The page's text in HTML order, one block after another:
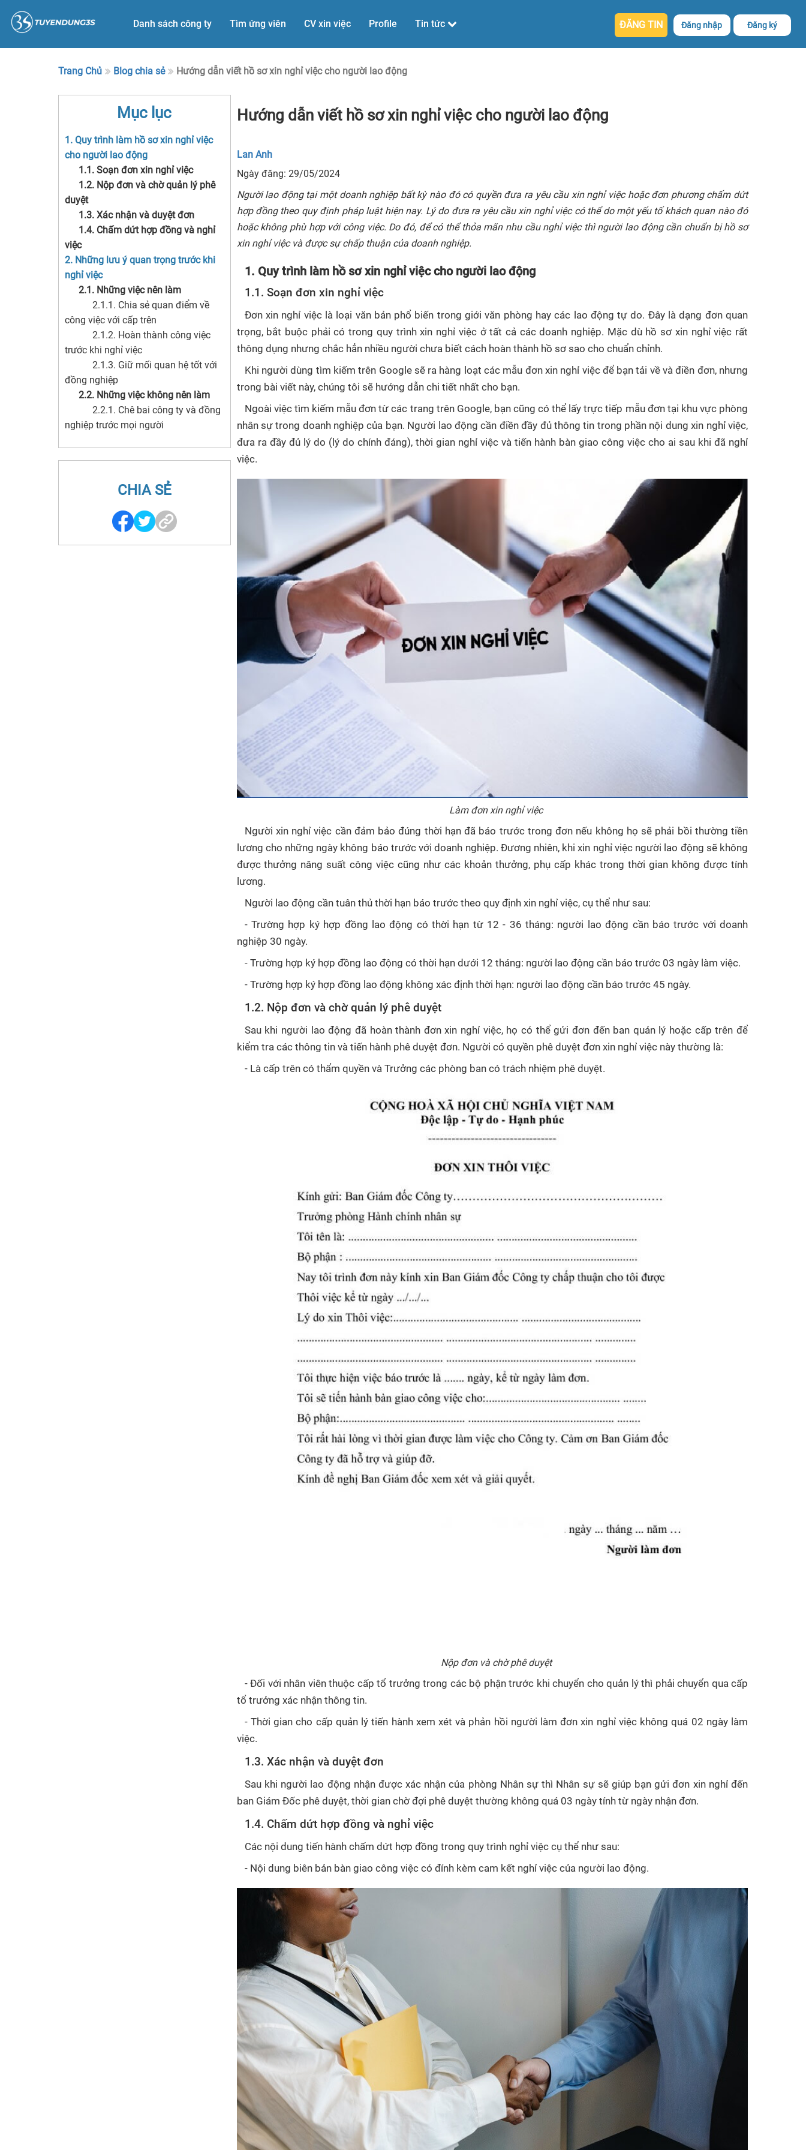
Danh sách công ty Tìm ứng viên CV xin việc Profile Tin tức ĐĂNG TIN Đăng nhập Đăng ký
Trang Chủ Blog chia sẻ Hướng dẫn viết hồ sơ xin nghỉ việc cho người lao động
Mục lục
1. Quy trình làm hồ sơ xin nghỉ việc
cho người lao động
1.1. Soạn đơn xin nghỉ việc
1.2. Nộp đơn và chờ quản lý phê
duyệt
1.3. Xác nhận và duyệt đơn
1.4. Chấm dứt hợp đồng và nghỉ
việc
2. Những lưu ý quan trọng trước khi
nghỉ việc
2.1. Những việc nên làm
2.1.1. Chia sẻ quan điểm về
công việc với cấp trên
2.1.2. Hoàn thành công việc
trước khi nghỉ việc
2.1.3. Giữ mối quan hệ tốt với
đồng nghiệp
2.2. Những việc không nên làm
2.2.1. Chê bai công ty và đồng
nghiệp trước mọi người
công ty ra ngoàiCHIA SẺ
Hướng dẫn viết hồ sơ xin nghỉ việc cho người lao động
Lan Anh
Ngày đăng: 29/05/2024
Người lao động tại một doanh nghiệp bất kỳ nào đó có quyền đưa ra yêu cầu xin nghỉ việc hoặc đơn phương chấm dứt
hợp đồng theo quy định pháp luật hiện nay. Lý do đưa ra yêu cầu xin nghỉ việc có thể do một yếu tố khách quan nào đó
hoặc không phù hợp với công việc. Do đó, để có thể thỏa mãn nhu cầu nghỉ việc thì người lao động cần chuẩn bị hồ sơ
xin nghỉ việc và được sự chấp thuận của doanh nghiệp.
1. Quy trình làm hồ sơ xin nghỉ việc cho người lao động
1.1. Soạn đơn xin nghỉ việc
Đơn xin nghỉ việc là loại văn bản phổ biến trong giới văn phòng hay các lao động tự do. Đây là dạng đơn quan
trọng, bắt buộc phải có trong quy trình xin nghỉ việc ở tất cả các doanh nghiệp. Mặc dù hồ sơ xin nghỉ việc rất
thông dụng nhưng chắc hẳn nhiều người chưa biết cách hoàn thành hồ sơ sao cho chuẩn chỉnh.
Khi người dùng tìm kiếm trên Google sẽ ra hàng loạt các mẫu đơn xin nghỉ việc để bạn tải về và điền đơn, nhưng
trong bài viết này, chúng tôi sẽ hướng dẫn chi tiết nhất cho bạn.
Ngoài việc tìm kiếm mẫu đơn từ các trang trên Google, bạn cũng có thể lấy trực tiếp mẫu đơn tại khu vực phòng
nhân sự trong doanh nghiệp của bạn. Người lao động cần điền đầy đủ thông tin trong phần nội dung xin nghỉ việc,
đưa ra đầy đủ lý do (lý do chính đáng), thời gian nghỉ việc và tiến hành bàn giao công việc cho ai sau khi đã nghỉ
việc.
Làm đơn xin nghỉ việc
Người xin nghỉ việc cần đảm bảo đúng thời hạn đã báo trước trong đơn nếu không họ sẽ phải bồi thường tiền
lương cho những ngày không báo trước với doanh nghiệp. Đương nhiên, khi xin nghỉ việc người lao động sẽ không
được thưởng năng suất công việc cũng như các khoản thưởng, phụ cấp khác trong thời gian không được tính
lương.
Người lao động cần tuân thủ thời hạn báo trước theo quy định xin nghỉ việc, cụ thể như sau:
- Trường hợp ký hợp đồng lao động có thời hạn từ 12 - 36 tháng: người lao động cần báo trước với doanh
nghiệp 30 ngày.
- Trường hợp ký hợp đồng lao động có thời hạn dưới 12 tháng: người lao động cần báo trước 03 ngày làm việc.
- Trường hợp ký hợp đồng lao động không xác định thời hạn: người lao động cần báo trước 45 ngày.
1.2. Nộp đơn và chờ quản lý phê duyệt
Sau khi người lao động đã hoàn thành đơn xin nghỉ việc, họ có thể gửi đơn đến ban quản lý hoặc cấp trên để
kiểm tra các thông tin và tiến hành phê duyệt đơn. Người có quyền phê duyệt đơn xin nghỉ việc này thường là:
- Là cấp trên có thẩm quyền và Trưởng các phòng ban có trách nhiệm phê duyệt.
Nộp đơn và chờ phê duyệt
- Đối với nhân viên thuộc cấp tổ trưởng trong các bộ phận trước khi chuyển cho quản lý thì phải chuyển qua cấp
tổ trưởng xác nhận thông tin.
- Thời gian cho cấp quản lý tiến hành xem xét và phản hồi người làm đơn xin nghỉ việc không quá 02 ngày làm
việc.
1.3. Xác nhận và duyệt đơn
Sau khi người lao động nhận được xác nhận của phòng Nhân sự thì Nhân sự sẽ giúp bạn gửi đơn xin nghỉ đến
ban Giám Đốc phê duyệt, thời gian chờ đợi phê duyệt thường không quá 03 ngày tính từ ngày nhận đơn.
1.4. Chấm dứt hợp đồng và nghỉ việc
Các nội dung tiến hành chấm dứt hợp đồng trong quy trình nghỉ việc cụ thể như sau:
- Nội dung biên bản bàn giao công việc có đính kèm cam kết nghỉ việc của người lao động.